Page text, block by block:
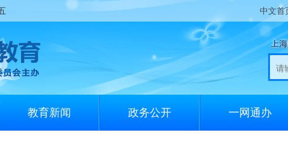
中文首
教育新闻 政务公开 一网通办